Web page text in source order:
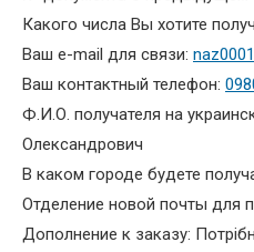
Какого числа Вы хотите
Ваш e-mail для связи:
Ваш контактный телефон:
Ф.И.О. получателя на
Олександрович
В каком городе будете
Отделение новой почты для
Дополнение к заказу: